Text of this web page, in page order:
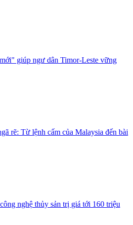
giúp ngư dân Timor-Leste vững
rẽ: Từ lệnh cấm của Malaysia đến bài
nghệ thủy sản trị giá tới 160 triệu